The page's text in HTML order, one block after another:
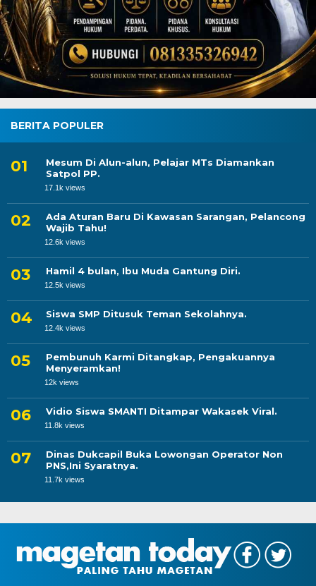
BERITA POPULER
Mesum Di Alun-alun, Pelajar MTs Diamankan
Satpol PP.
17.1k views
Ada Aturan Baru Di Kawasan Sarangan, Pelancong
Wajib Tahu!
12.6k views
Hamil 4 bulan, Ibu Muda Gantung Diri.
12.5k views
Siswa SMP Ditusuk Teman Sekolahnya.
12.4k views
Pembunuh Karmi Ditangkap, Pengakuannya
Menyeramkan!
12k views
Vidio Siswa SMANTI Ditampar Wakasek Viral.
11.8k views
Dinas Dukcapil Buka Lowongan Operator Non
PNS,Ini Syaratnya.
11.7k views